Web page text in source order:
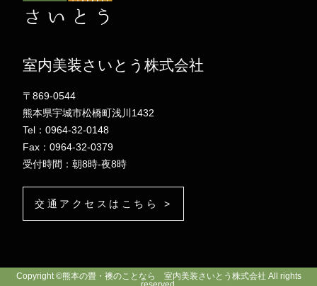
室内美装さいとう株式会社
〒869-0544
熊本県宇城市松橋町浅川1432
Tel：0964-32-0148
Fax：0964-32-0379
受付時間：朝8時-夜8時
交通アクセスはこちら >
Copyright ©熊本の畳・襖のことなら 室内美装さいとう株式会社 All rights